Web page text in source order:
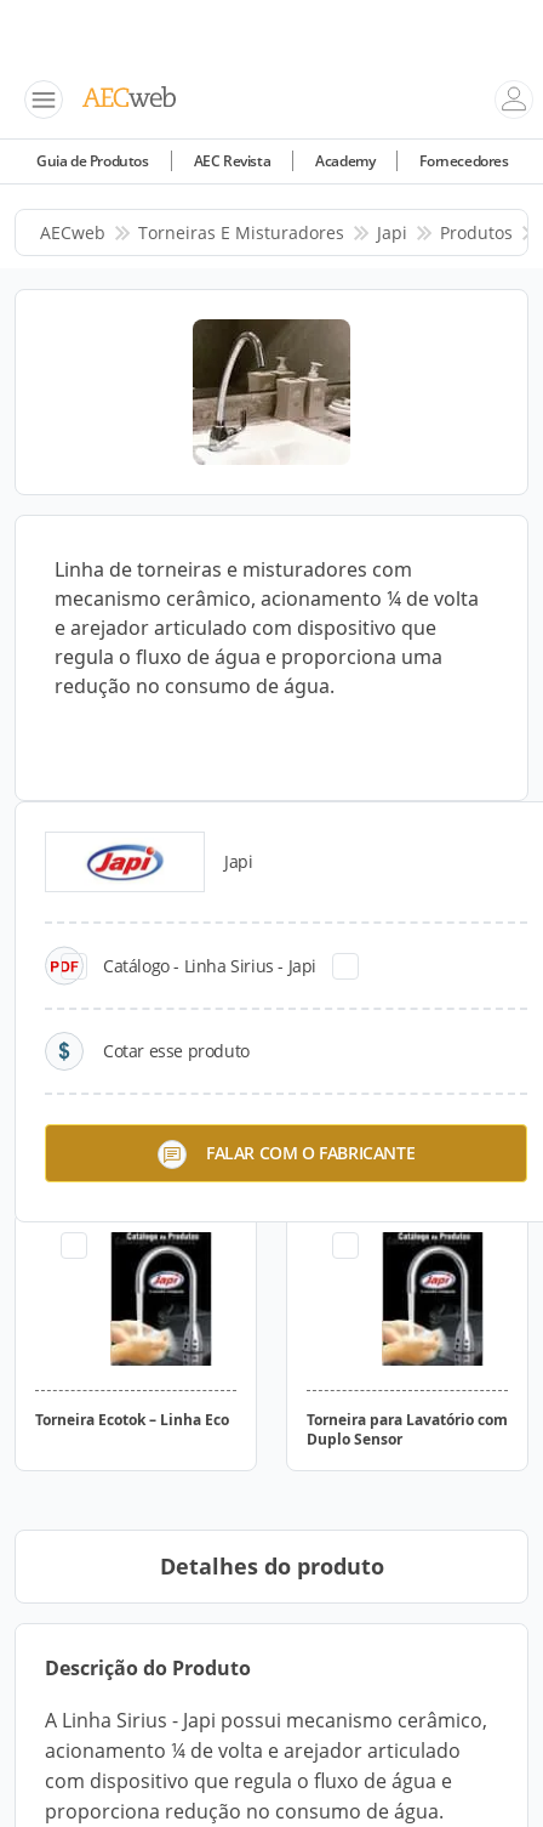
Guia de Produtos AEC Revista Academy Fornecedores
AECweb Torneiras E Misturadores Japi Produtos
Linha de torneiras e misturadores com
mecanismo cerâmico, acionamento ¼ de volta
e arejador articulado com dispositivo que
regula o fluxo de água e proporciona uma
redução no consumo de água.
Japi
Catálogo - Linha Sirius - Japi
Cotar esse produto
FALAR COM O FABRICANTE
Catálogos para Download
Conexões para Água (PVC)
latão)
Torneira Ecotok – Linha Eco
Torneira para Lavatório com
Duplo Sensor
Detalhes do produto
Descrição do Produto
A Linha Sirius - Japi possui mecanismo cerâmico,
acionamento ¼ de volta e arejador articulado
com dispositivo que regula o fluxo de água e
proporciona redução no consumo de água.